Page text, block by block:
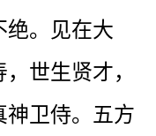
绝。见在大
世生贤才，
神卫侍。五方